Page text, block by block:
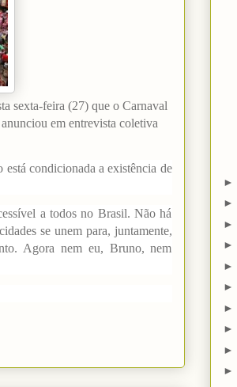
sexta-feira (27) que o Carnaval
em entrevista coletiva
condicionada a existência de
a todos no Brasil. Não há
se unem para, juntamente,
Agora nem eu, Bruno, nem
►
►
►
►
►
►
►
►
►
►